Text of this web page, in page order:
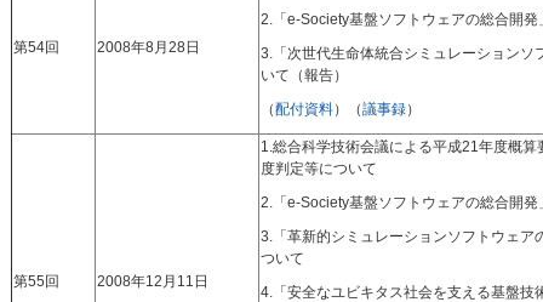
第54回 2008年8月28日
2.「e‐Society基盤ソフトウェアの総合開
3.「次世代生命体統合シミュレーションソ
いて（報告）
（配付資料）（議事録）
第55回 2008年12月11日
1.総合科学技術会議による平成21年度概
度判定等について
2.「e-Society基盤ソフトウェアの総合開
3.「革新的シミュレーションソフトウェア
ついて
4.「安全なユビキタス社会を支える基盤技